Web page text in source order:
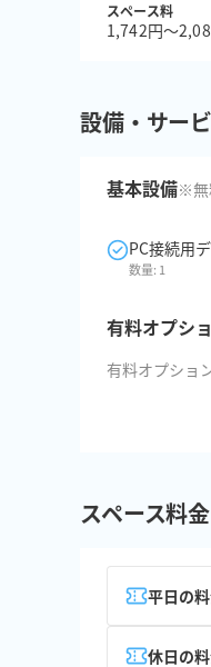
スペース料
1,742円〜
設備・サー
基本設備※無
PC接続用
数量: 1
有料オプシ
有料オプショ
スペース料金
平日の
休日の